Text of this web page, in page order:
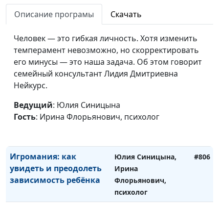
Описание програмы Скачать
Человек — это гибкая личность. Хотя изменить
темперамент невозможно, но скорректировать
его минусы — это наша задача. Об этом говорит
семейный консультант Лидия Дмитриевна
Нейкурс.
Ведущий: Юлия Синицына
Гость: Ирина Флорьянович, психолог
будущее
хорошей матерью
Юлия Синицына,
Мария Вачева,
психолог
#809
Как преодолеть
нездоровые отношения
с матерью
Юлия Синицына,
Мария Вачева,
Чего нельзя допускать в
отношениях с детьми
Юлия Синицына,
Игромания: как
увидеть и преодолеть
зависимость ребёнка
Юлия Синицына,
Ирина
Флорьянович,
психолог
#806